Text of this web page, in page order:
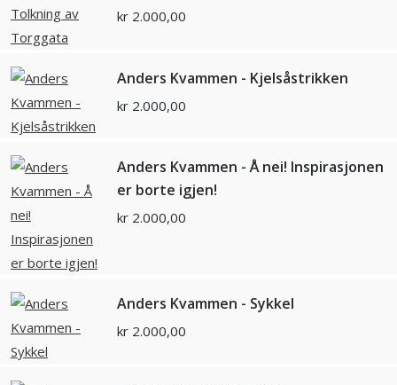
kr 2.000,00
Anders Kvammen - Kjelsåstrikken
kr 2.000,00
Anders Kvammen - Å nei! Inspirasjonen
er borte igjen!
kr 2.000,00
Anders Kvammen - Sykkel
kr 2.000,00